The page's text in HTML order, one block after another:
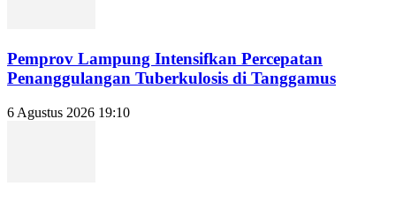
Pemprov Lampung Intensifkan Percepatan
Penanggulangan Tuberkulosis di Tanggamus
6 Agustus 2026 19:10